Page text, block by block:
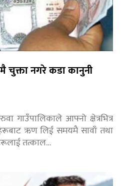
नगरे कडा कानुनी
गाउँपालिकाले आफ्नो क्षेत्रभित्र
ऋण लिई समयमै सावाँ तथा
तत्काल…